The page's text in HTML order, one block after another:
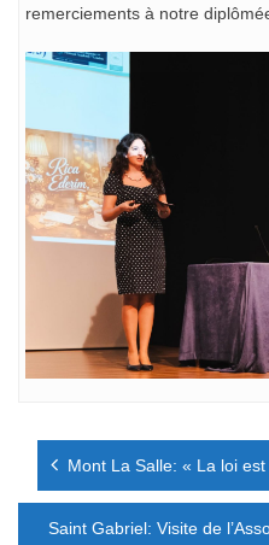
remerciements à notre
Navigation
l’article
Mont La Salle: « La loi
Saint Gabriel: Visite de